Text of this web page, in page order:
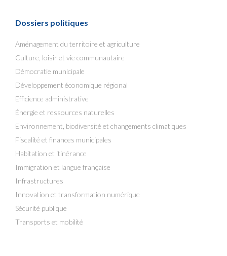
Dossiers politiques
Aménagement du territoire et agriculture
Culture, loisir et vie communautaire
Démocratie municipale
Développement économique régional
Efficience administrative
Énergie et ressources naturelles
Environnement, biodiversité et changements climatiques
Fiscalité et finances municipales
Habitation et itinérance
Immigration et langue française
Infrastructures
Innovation et transformation numérique
Sécurité publique
Transports et mobilité